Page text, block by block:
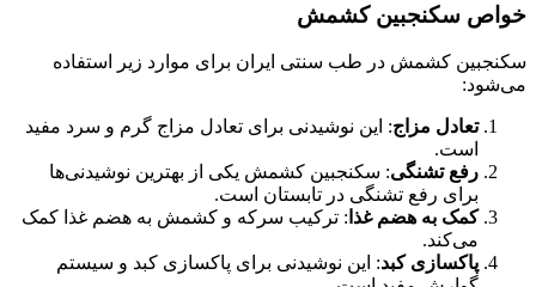
خواص سکنجبین کشمش
سکنجبین کشمش در طب سنتی ایران برای موارد زیر استفاده
می‌شود:
تعادل مزاج: این نوشیدنی برای تعادل مزاج گرم و سرد مفید
است.
رفع تشنگی: سکنجبین کشمش یکی از بهترین نوشیدنی‌ها
برای رفع تشنگی در تابستان است.
کمک به هضم غذا : ترکیب سرکه و کشمش به هضم غذا کمک
می‌کند.
پاکسازی کبد: این نوشیدنی برای پاکسازی کبد و سیستم